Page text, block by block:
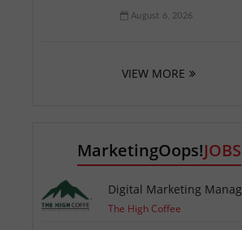
August 6, 2026
VIEW MORE
MarketingOops!JOBS
Digital Marketing
The High Coffee